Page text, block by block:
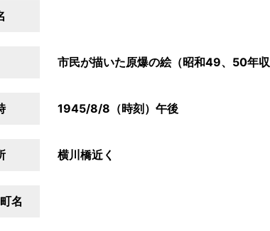
市民が描いた原爆の絵（昭和49、50年
1945/8/8（時刻）午後
横川橋近く
名